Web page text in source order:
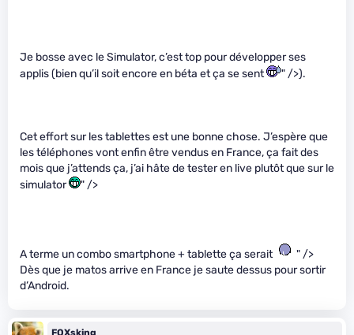
Je bosse avec le Simulator, c’est top pour développer ses
applis (bien qu’il soit encore en béta et ça se sent
" />).
Cet effort sur les tablettes est une bonne chose. J’espère que
les téléphones vont enfin être vendus en France, ça fait des
mois que j’attends ça, j’ai hâte de tester en live plutôt que sur le
simulator
" />
A terme un combo smartphone + tablette ça serait
" />
Dès que je matos arrive en France je saute dessus pour sortir
d’Android.
FOXsking